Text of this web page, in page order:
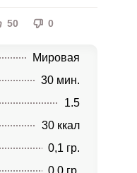
50 0
Мировая
30 мин.
1.5
30 ккал
0,1 гр.
0,0 гр.